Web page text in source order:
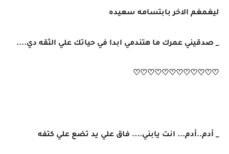
ليغمغم الاخر بابتسامه سعيده
_ صدقيني عمرك ما هتندمي ابدا في حياتك علي الثقه دي....
♡♡♡♡♡♡♡♡♡♡♡♡
_ أدم..أدم... انت يابني.... فاق علي يد تضع علي كتفه